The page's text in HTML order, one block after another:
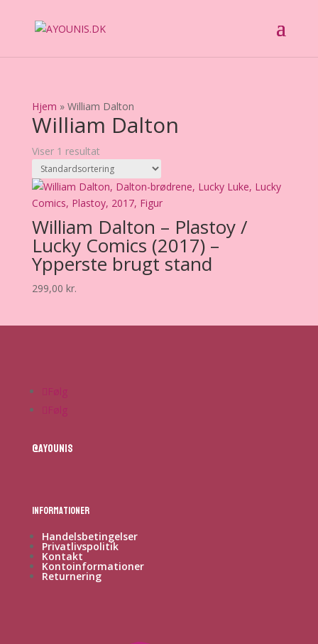
Hjem » William Dalton
William Dalton
Viser 1 resultat
William Dalton – Plastoy /
Lucky Comics (2017) –
Ypperste brugt stand
299,00 kr.
Følg
Følg
@ayounis
Informationer
Handelsbetingelser
Privatlivspolitik
Kontakt
Kontoinformationer
Returnering